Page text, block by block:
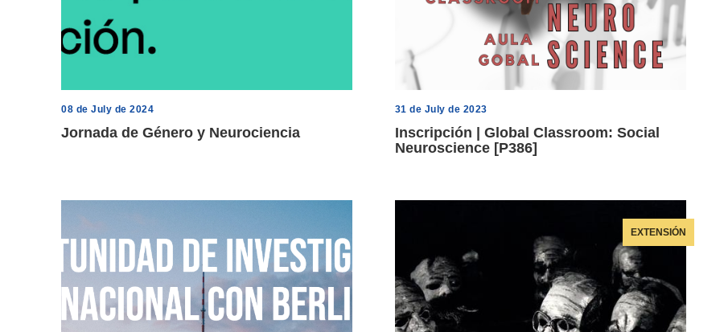
08 de July de 2024
Jornada de Género y Neurociencia
31 de July de 2023
Inscripción | Global Classroom: Social
Neuroscience [P386]
EXTENSIÓN